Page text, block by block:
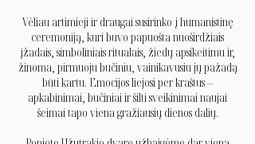
Vėliau artimieji ir draugai susirinko į humanistinę
ceremoniją, kuri buvo papuošta nuoširdžiais
įžadais, simboliniais ritualais, žiedų apsikeitimu ir,
žinoma, pirmuoju bučiniu, vainikavusiu jų pažadą
būti kartu. Emocijos liejosi per kraštus –
apkabinimai, bučiniai ir šilti sveikinimai naujai
šeimai tapo viena gražiausių dienos dalių.